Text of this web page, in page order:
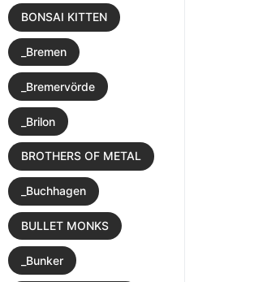
BONSAI KITTEN
_Bremen
_Bremervörde
_Brilon
BROTHERS OF METAL
_Buchhagen
BULLET MONKS
_Bunker